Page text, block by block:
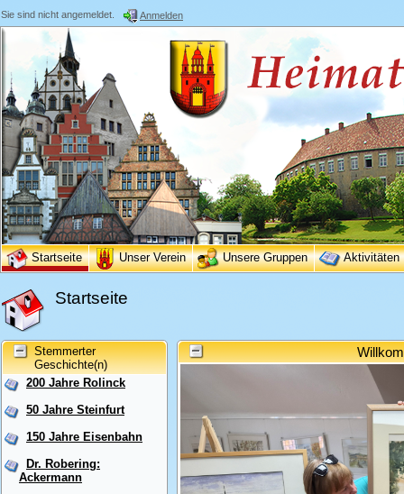
Sie sind nicht angemeldet. Anmelden
Startseite Unser Verein Unsere Gruppen Aktivitäten
Startseite
Stemmerter
Geschichte(n)
200 Jahre Rolinck
50 Jahre Steinfurt
150 Jahre Eisenbahn
Dr. Robering:
Ackermann